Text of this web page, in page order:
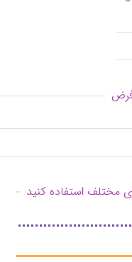
مختلف استفاده کنید